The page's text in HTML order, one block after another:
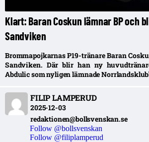
Klart: Baran Coskun lämnar BP och
Sandviken
Brommapojkarnas P19-tränare Baran
Sandviken. Där blir han ny
Abdulic som nyligen lämnade
FILIP LAMPERUD
2025-12-03
redaktionen@bollsvenskan.se
Follow @bollsvenskan
Follow @filiplamperud